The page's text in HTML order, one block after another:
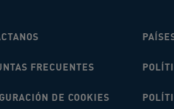
FRECUENTES
DE COOKIES